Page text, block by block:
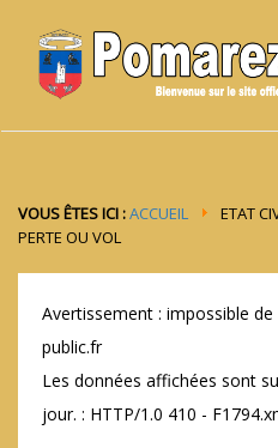
VOUS ÊTES ICI :ACCUEIL ETAT
PERTE OU VOL
Avertissement : impossible
public.fr
Les données affichées sont
jour. : HTTP/1.0 410 -